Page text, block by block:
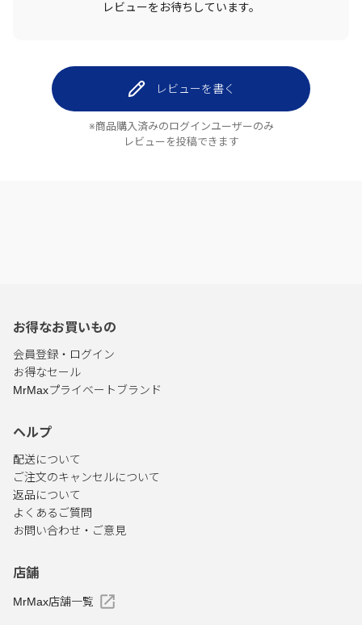
レビューをお待ちしています。
レビューを書く
※商品購入済みのログインユーザーのみ
レビューを投稿できます
お得なお買いもの
会員登録・ログイン
お得なセール
MrMaxプライベートブランド
ヘルプ
配送について
ご注文のキャンセルについて
返品について
よくあるご質問
お問い合わせ・ご意見
店舗
MrMax店舗一覧